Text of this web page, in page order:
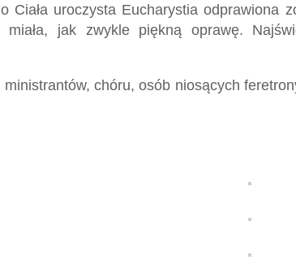
Ciała uroczysta Eucharystia odprawiona
miała, jak zwykle piękną oprawę.
chóru, osób niosących